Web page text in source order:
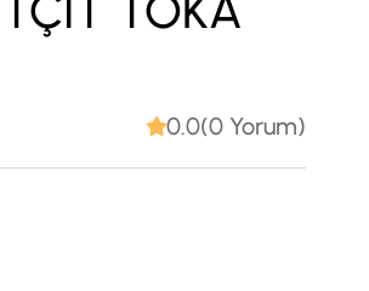
0.0(0 Yorum)